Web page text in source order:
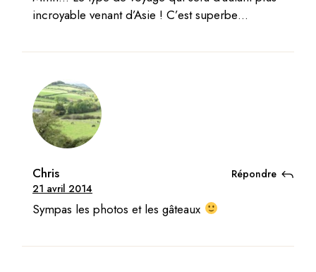
incroyable venant d’Asie ! C’est superbe…
Chris
21 avril 2014
Sympas les photos et les gâteaux
Répondre